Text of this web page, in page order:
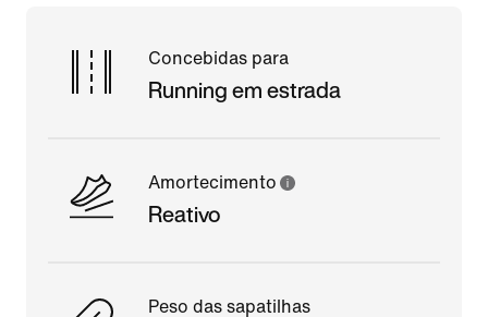
Concebidas para
Running em estrada
Amortecimento
Reativo
Peso das sapatilhas